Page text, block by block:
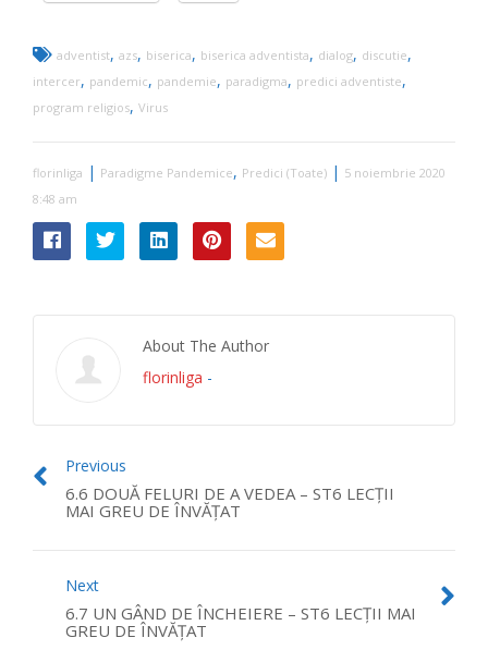
adventist, azs, biserica, biserica adventista, dialog, discutie,
intercer, pandemic, pandemie, paradigma, predici adventiste,
program religios, Virus
florinliga | Paradigme Pandemice, Predici (Toate) | 5 noiembrie 2020
8:48 am
About The Author
florinliga -
Previous
6.6 DOUĂ FELURI DE A VEDEA – ST6 LECȚII
MAI GREU DE ÎNVĂȚAT
Next
6.7 UN GÂND DE ÎNCHEIERE – ST6 LECȚII MAI
GREU DE ÎNVĂȚAT